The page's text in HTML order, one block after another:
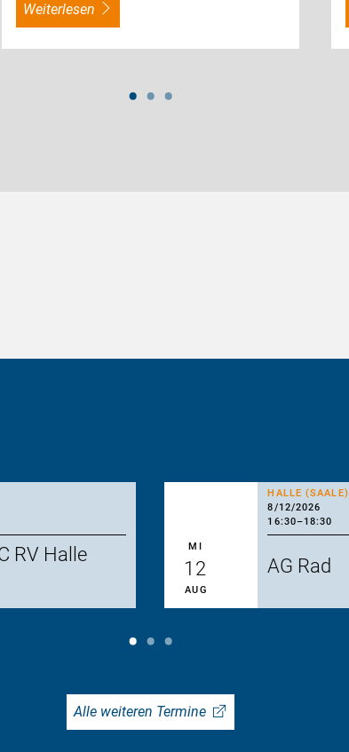
weiterlesen
RV Halle
HALLE (SAALE)
8/12/2026
16:30–18:30
MI
12
AUG
AG Rad
Alle weiteren Termine